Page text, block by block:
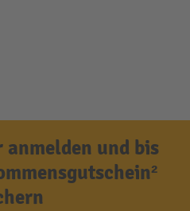
und bis